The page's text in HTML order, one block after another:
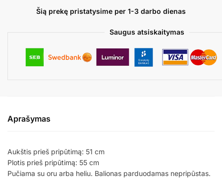
Šią prekę pristatysime per 1-3 darbo dienas
Saugus atsiskaitymas
Aprašymas
Aukštis prieš pripūtimą: 51 cm
Plotis prieš pripūtimą: 55 cm
Pučiama su oru arba heliu. Balionas parduodamas nepripūstas.